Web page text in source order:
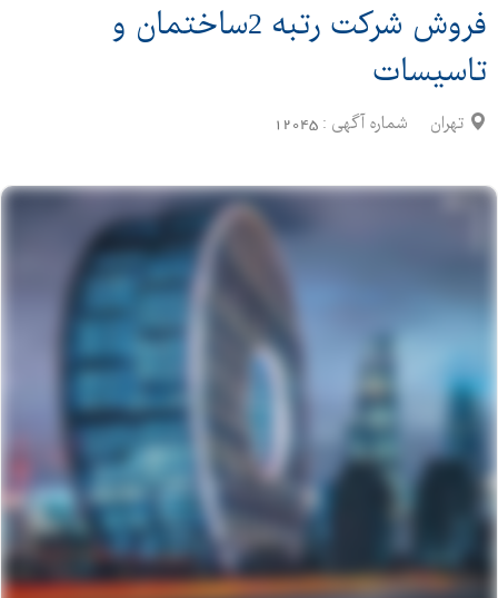
فروش شرکت رتبه 2ساختمان و
تاسیسات
تهران شماره آگهی : 12045